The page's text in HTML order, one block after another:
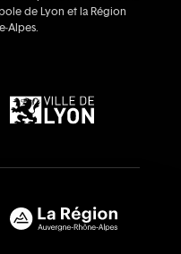
de Lyon et la Région